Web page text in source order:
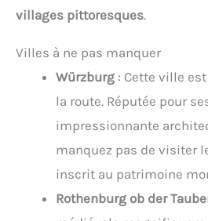
villages pittoresques.
Villes à ne pas manquer
Würzburg : Cette ville
la route. Réputée pour
impressionnante
manquez pas de visiter
inscrit au patrimoine
Rothenburg ob der